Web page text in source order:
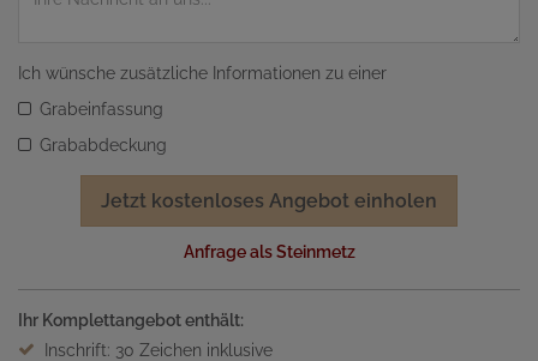
Ich wünsche zusätzliche Informationen zu einer
Grabeinfassung
Grababdeckung
Jetzt kostenloses Angebot einholen
Anfrage als Steinmetz
Ihr Komplettangebot enthält:
Inschrift: 30 Zeichen inklusive